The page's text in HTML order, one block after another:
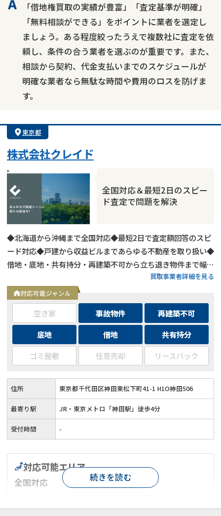
「借地権買取の実績が豊富」「査定基準が明確」
「無料相談ができる」をポイントに業者を選定し
ましょう。ある程度絞ったうえで複数社に査定を依
頼し、条件の合う業者を選ぶのが重要です。また、
相談から契約、代金支払いまでのスケジュールが
明確な業者なら無駄な時間や費用のロスを防げま
す。
東京都
株式会社クレイド
全国対応＆最短2日のスピー
ド査定で問題を解決
◆北海道から沖縄まで全国対応◆最短2日で査定額回答のスピ
ード対応◆戸建から収益ビルまであらゆる不動産を取り扱い◆
借地・底地・共有持分・再建築不可から立ち退き物件まで幅広
く対応◆用途区分・種類不問でバルク購入も相談可能
買取事業者詳細を見る
対応可能ジャンル
空き家 事故物件
再建築不可
底地
借地
共有持分
ゴミ屋敷
任意売却 リースバック
住所 東京都千代田区神田東松下町41-1 H1O神田506
最寄り駅 JR・東京メトロ「神田駅」徒歩4分
受付時間 -
対応可能エリア
全国対応
対応が親身 オンライン面談可能
レスポンスが早い
続きを読む